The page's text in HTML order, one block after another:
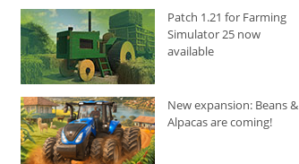
Patch 1.21 for Farming
Simulator 25 now
available
New expansion: Beans &
Alpacas are coming!